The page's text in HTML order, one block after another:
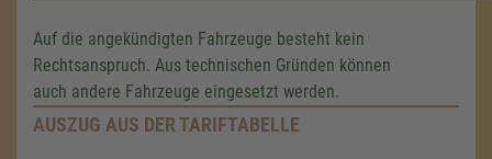
Auf die angekündigten Fahrzeuge besteht kein
Rechtsanspruch. Aus technischen Gründen können
auch andere Fahrzeuge eingesetzt werden.
AUSZUG AUS DER TARIFTABELLE